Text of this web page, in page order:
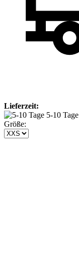
Lieferzeit:
5-10 Tage
Größe: